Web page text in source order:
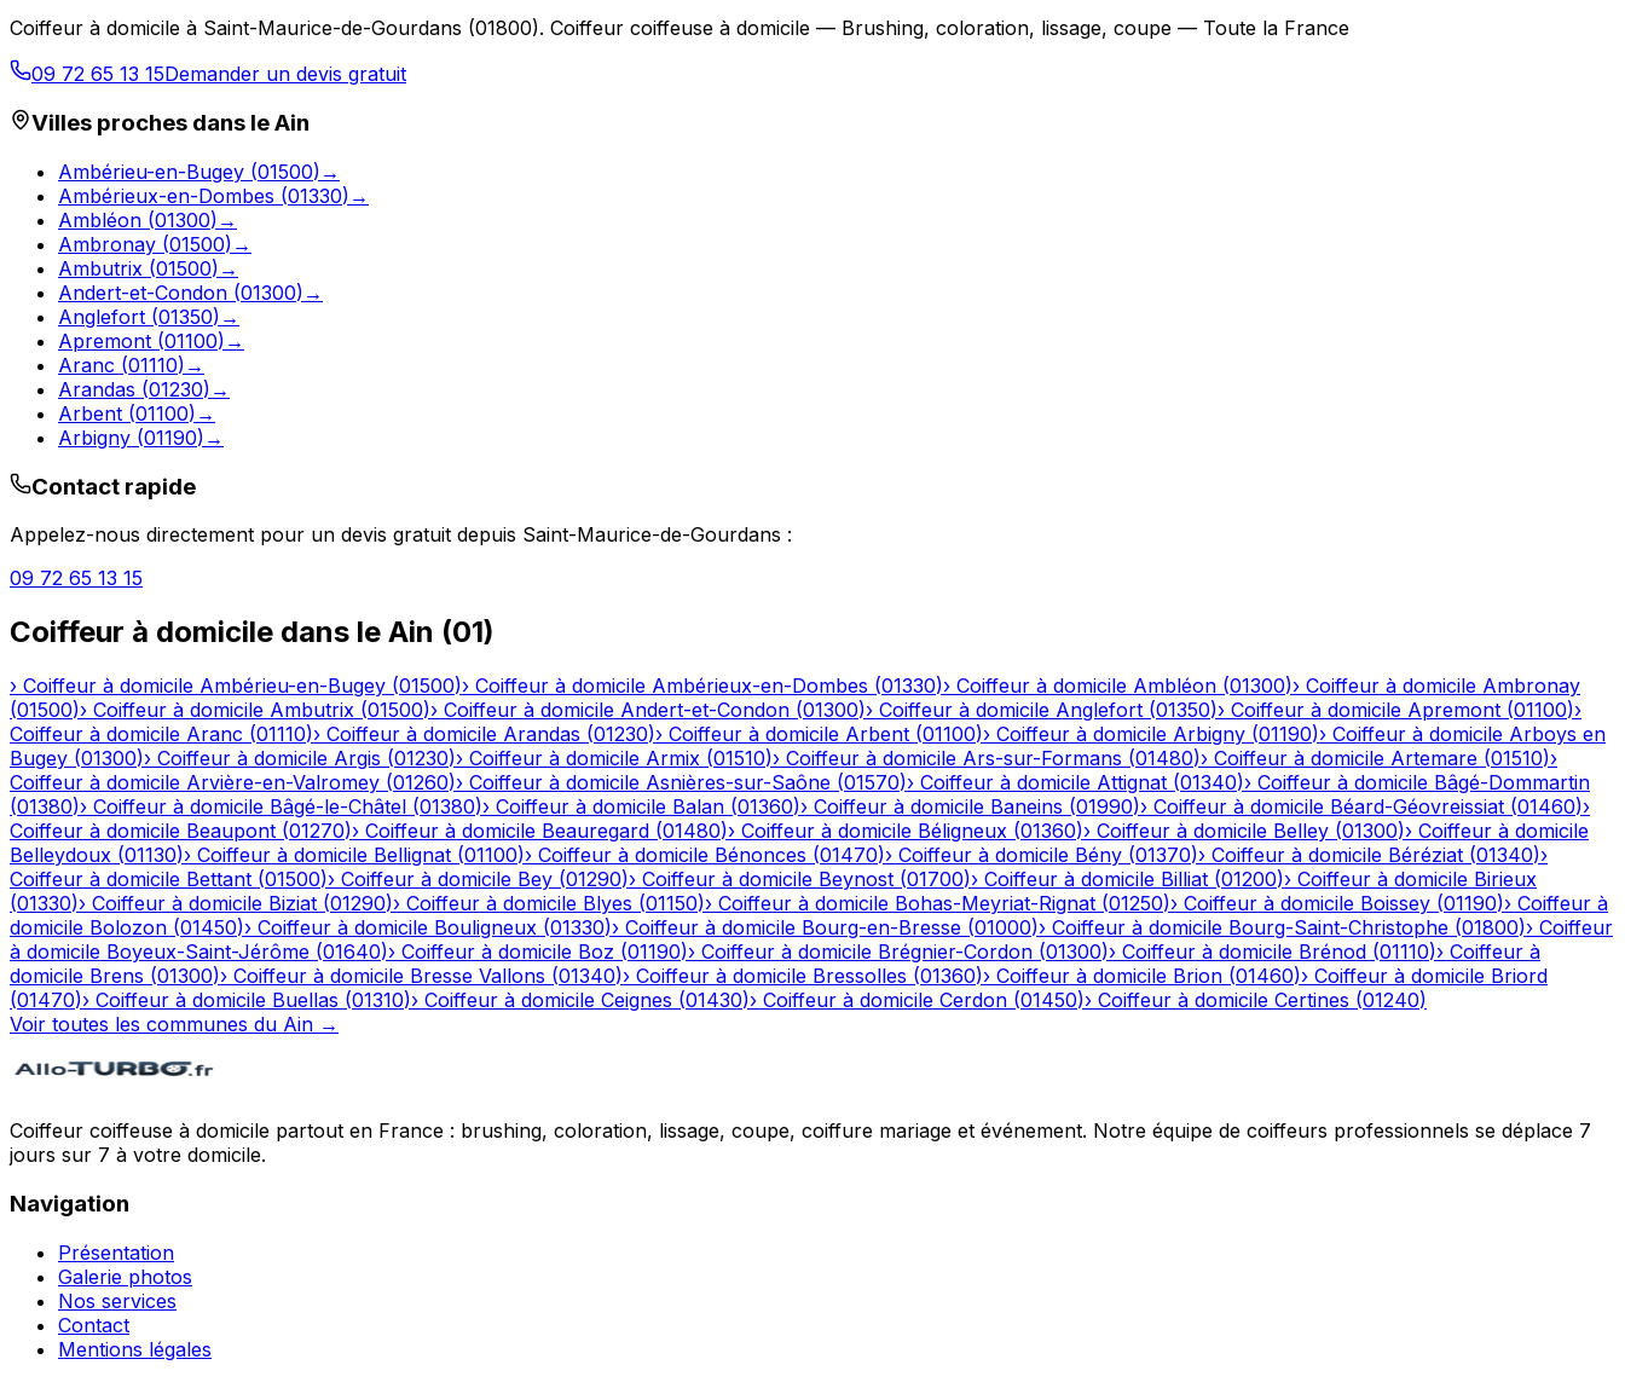
Coiffeur à domicile à Saint-Maurice-de-Gourdans (01800). Coiffeur coiffeuse à domicile — Brushing, coloration, lissage, coupe — Toute la France
09 72 65 13 15Demander un devis gratuit
Villes proches dans leAin
Ambérieu-en-Bugey (01500) →
Ambérieux-en-Dombes (01330) →
Ambléon (01300) →
Ambronay (01500) →
Ambutrix (01500) →
Andert-et-Condon (01300) →
Anglefort (01350) →
Apremont (01100) →
Aranc (01110) →
Arandas (01230) →
Arbent (01100) →
Arbigny (01190) →
Contact rapide
Appelez-nous directement pour un devis gratuit depuis Saint-Maurice-de-Gourdans :
09 72 65 13 15
Coiffeur à domicile dans le Ain (01)
› Coiffeur à domicile Ambérieu-en-Bugey (01500)› Coiffeur à domicile Ambérieux-en-Dombes (01330)› Coiffeur à domicile Ambléon (01300)› Coiffeur à domicile Ambronay
(01500)› Coiffeur à domicile Ambutrix (01500)› Coiffeur à domicile Andert-et-Condon (01300)› Coiffeur à domicile Anglefort (01350)› Coiffeur à domicile Apremont (01100)›
Coiffeur à domicile Aranc (01110)› Coiffeur à domicile Arandas (01230)› Coiffeur à domicile Arbent (01100)› Coiffeur à domicile Arbigny (01190)› Coiffeur à domicile Arboys en
Bugey (01300)› Coiffeur à domicile Argis (01230)› Coiffeur à domicile Armix (01510)› Coiffeur à domicile Ars-sur-Formans (01480)› Coiffeur à domicile Artemare (01510)›
Coiffeur à domicile Arvière-en-Valromey (01260)› Coiffeur à domicile Asnières-sur-Saône (01570)› Coiffeur à domicile Attignat (01340)› Coiffeur à domicile Bâgé-Dommartin
(01380)› Coiffeur à domicile Bâgé-le-Châtel (01380)› Coiffeur à domicile Balan (01360)› Coiffeur à domicile Baneins (01990)› Coiffeur à domicile Béard-Géovreissiat (01460)›
Coiffeur à domicile Beaupont (01270)› Coiffeur à domicile Beauregard (01480)› Coiffeur à domicile Béligneux (01360)› Coiffeur à domicile Belley (01300)› Coiffeur à domicile
Belleydoux (01130)› Coiffeur à domicile Bellignat (01100)› Coiffeur à domicile Bénonces (01470)› Coiffeur à domicile Bény (01370)› Coiffeur à domicile Béréziat (01340)›
Coiffeur à domicile Bettant (01500)› Coiffeur à domicile Bey (01290)› Coiffeur à domicile Beynost (01700)› Coiffeur à domicile Billiat (01200)› Coiffeur à domicile Birieux
(01330)› Coiffeur à domicile Biziat (01290)› Coiffeur à domicile Blyes (01150)› Coiffeur à domicile Bohas-Meyriat-Rignat (01250)› Coiffeur à domicile Boissey (01190)› Coiffeur à
domicile Bolozon (01450)› Coiffeur à domicile Bouligneux (01330)› Coiffeur à domicile Bourg-en-Bresse (01000)› Coiffeur à domicile Bourg-Saint-Christophe (01800)› Coiffeur
à domicile Boyeux-Saint-Jérôme (01640)› Coiffeur à domicile Boz (01190)› Coiffeur à domicile Brégnier-Cordon (01300)› Coiffeur à domicile Brénod (01110)› Coiffeur à
domicile Brens (01300)› Coiffeur à domicile Bresse Vallons (01340)› Coiffeur à domicile Bressolles (01360)› Coiffeur à domicile Brion (01460)› Coiffeur à domicile Briord
(01470)› Coiffeur à domicile Buellas (01310)› Coiffeur à domicile Ceignes (01430)› Coiffeur à domicile Cerdon (01450)› Coiffeur à domicile Certines (01240)
Voir toutes les communes du Ain →
Coiffeur coiffeuse à domicile partout en France : brushing, coloration, lissage, coupe, coiffure mariage et événement. Notre équipe de coiffeurs professionnels se déplace 7
jours sur 7 à votre domicile.
Navigation
Présentation
Galerie photos
Nos services
Contact
Mentions légales